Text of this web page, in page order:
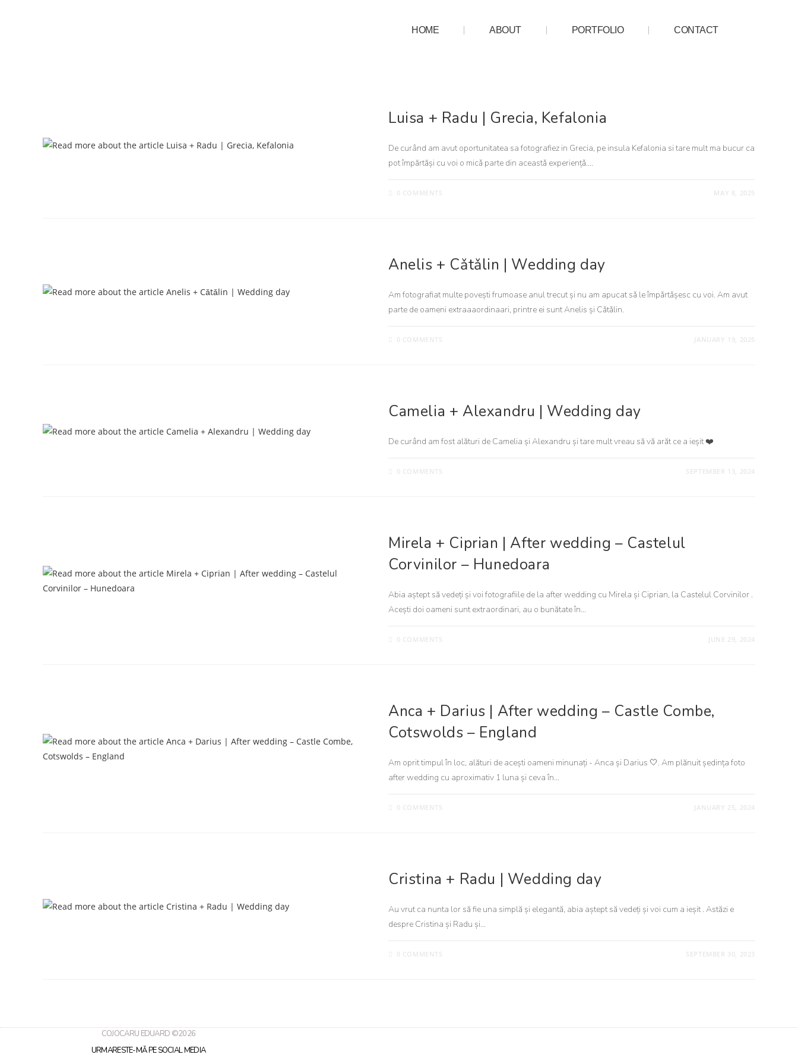
HOME ABOUT PORTFOLIO CONTACT
Luisa + Radu | Grecia, Kefalonia
De curând am avut oportunitatea sa fotografiez in Grecia, pe insula Kefalonia si tare mult ma bucur ca
pot împărtăși cu voi o micǎ parte din aceastǎ experiențǎ.…
0 COMMENTS MAY 8, 2025
Anelis + Cǎtǎlin | Wedding day
Am fotografiat multe povești frumoase anul trecut și nu am apucat sǎ le împǎrtǎșesc cu voi. Am avut
parte de oameni extraaaordinaari, printre ei sunt Anelis și Cǎtǎlin.
0 COMMENTS JANUARY 19, 2025
Camelia + Alexandru | Wedding day
De curând am fost alături de Camelia și Alexandru și tare mult vreau să vă arăt ce a ieșit ❤️
0 COMMENTS SEPTEMBER 13, 2024
Mirela + Ciprian | After wedding – Castelul
Corvinilor – Hunedoara
Abia aștept să vedeți și voi fotografiile de la after wedding cu Mirela și Ciprian, la Castelul Corvinilor .
Acești doi oameni sunt extraordinari, au o bunătate în…
0 COMMENTS JUNE 29, 2024
Anca + Darius | After wedding – Castle Combe,
Cotswolds – England
Am oprit timpul în loc, alături de acești oameni minunați - Anca și Darius 🤍. Am plănuit ședința foto
after wedding cu aproximativ 1 luna și ceva în…
0 COMMENTS JANUARY 25, 2024
Cristina + Radu | Wedding day
Au vrut ca nunta lor să fie una simplă și elegantă, abia aștept să vedeți și voi cum a ieșit . Astăzi e
despre Cristina și Radu și…
0 COMMENTS SEPTEMBER 30, 2023
COJOCARU EDUARD ©2026
URMARESTE-MǍ PE SOCIAL MEDIA